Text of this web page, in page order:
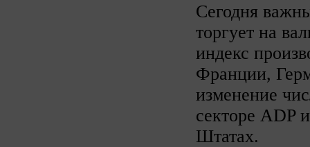
Сегодня
торгует на
индекс
Франции,
изменение
секторе ADP
Штатах.